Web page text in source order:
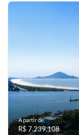
A partir de:
R$ 7.239.108